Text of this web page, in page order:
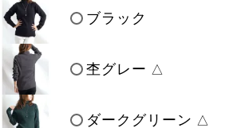
ブラック
杢グレー △
ダークグリーン △